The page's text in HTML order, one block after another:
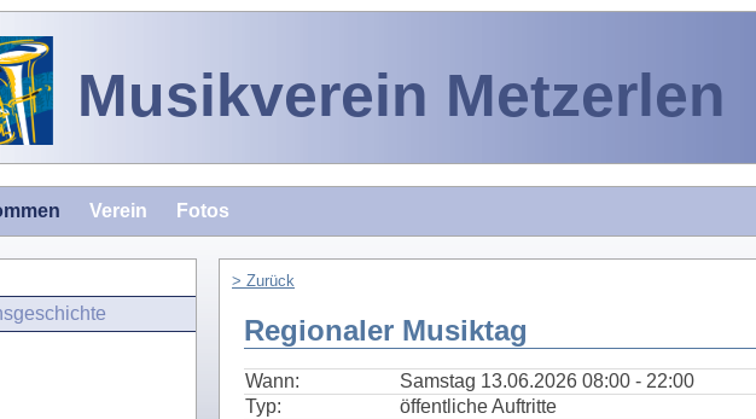
Musikverein Metzerlen
Verein Fotos
> Zurück
Regionaler Musiktag
Wann:
Samstag 13.06.2026 08:00 - 22:00
Typ:
öffentliche Auftritte